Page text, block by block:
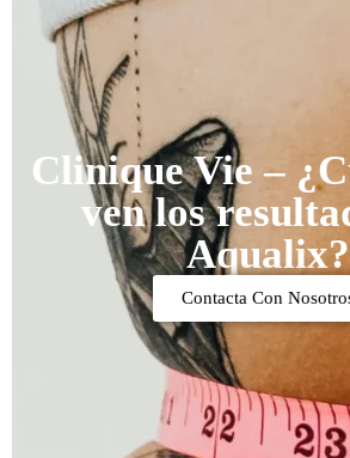
Clinique Vie –
ven los
Aqualix?
Contacta Con